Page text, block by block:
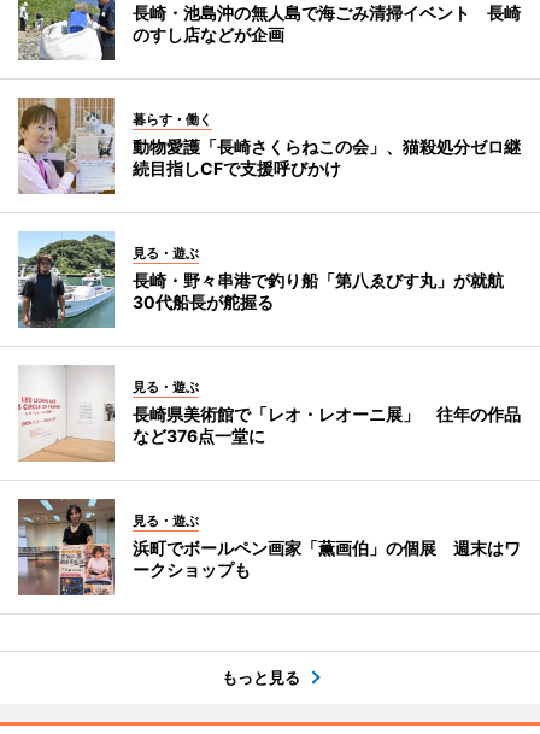
長崎・池島沖の無人島で海ごみ清掃イベント 長崎
のすし店などが企画
暮らす・働く
動物愛護「長崎さくらねこの会」、猫殺処分ゼロ継
続目指しCFで支援呼びかけ
見る・遊ぶ
長崎・野々串港で釣り船「第八ゑびす丸」が就航
30代船長が舵握る
見る・遊ぶ
長崎県美術館で「レオ・レオーニ展」 往年の作品
など376点一堂に
見る・遊ぶ
浜町でボールペン画家「薫画伯」の個展 週末はワ
ークショップも
もっと見る